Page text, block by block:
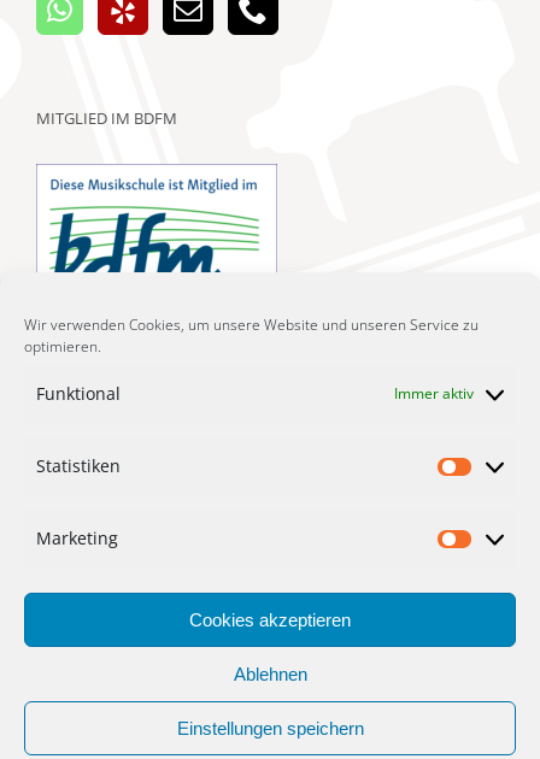
Wir verwenden Cookies, um unsere Website und unseren Service zu
optimieren.
Funktional Immer aktiv
Statistiken
Marketing
Cookies akzeptieren
Ablehnen
Einstellungen speichern
MITGLIED IM BDFM
LIZENZIERTE MUSIKGARTEN-KURSE
©2026 musikschule mezzoforte |made with ♥ by punktbar|